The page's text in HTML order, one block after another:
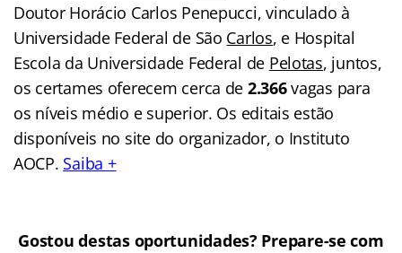
Doutor Horácio Carlos Penepucci, vinculado à
Universidade Federal de São Carlos, e Hospital
Escola da Universidade Federal de Pelotas, juntos,
os certames oferecem cerca de 2.366vagas para
os níveis médio e superior. Os editais estão
disponíveis no site do organizador, o Instituto
AOCP. Saiba +
Gostou destas oportunidades? Prepare-se com